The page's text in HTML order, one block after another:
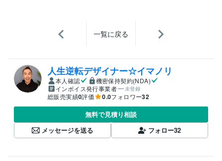
一覧に戻る
人生逆転デザイナー☆イマノリ
本人確認
機密保持契約(NDA)
インボイス発行事業者
未登録
総販売実績0評価 0.0フォロワー32
無料で見積り相談
メッセージを送る
フォロー32